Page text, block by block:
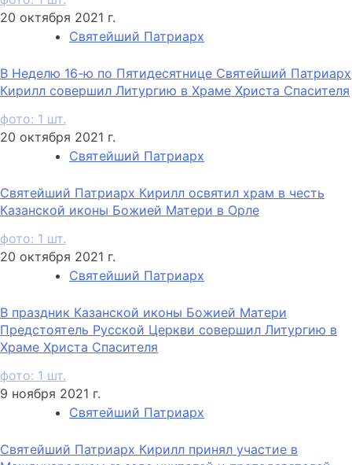
20 октября 2021 г.
Святейший Патриарх
В Неделю 16-ю по Пятидесятнице Святейший Патриарх
Кирилл совершил Литургию в Храме Христа Спасителя
фото: 1 шт.
20 октября 2021 г.
Святейший Патриарх
Святейший Патриарх Кирилл освятил храм в честь
Казанской иконы Божией Матери в Орле
фото: 1 шт.
20 октября 2021 г.
Святейший Патриарх
В праздник Казанской иконы Божией Матери
Предстоятель Русской Церкви совершил Литургию в
Храме Христа Спасителя
фото: 1 шт.
9 ноября 2021 г.
Святейший Патриарх
Святейший Патриарх Кирилл принял участие в